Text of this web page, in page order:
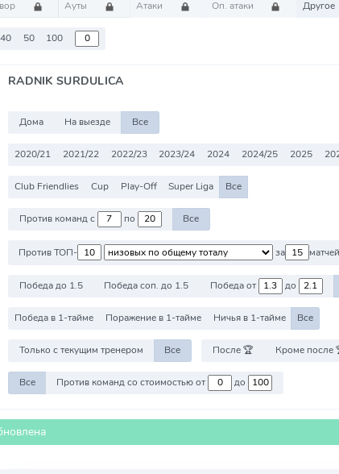
Ауты Атаки Оп. атаки Другое
40 50 100
RADNIK SURDULICA
Дома На выезде Все
2020/21 2021/22 2022/23 2023/24 2024 2024/25 2025
Club Friendlies Cup Play-Off Super Liga Все
Против команд с по Все
Против ТОП- за матчей
Победа до 1.5 Победа соп. до 1.5 Победа от до
Победа в 1-тайме Поражение в 1-тайме Ничья в 1-тайме Все
Только с текущим тренером Все После 🏆 Кроме после
Все Против команд со стоимостью от до